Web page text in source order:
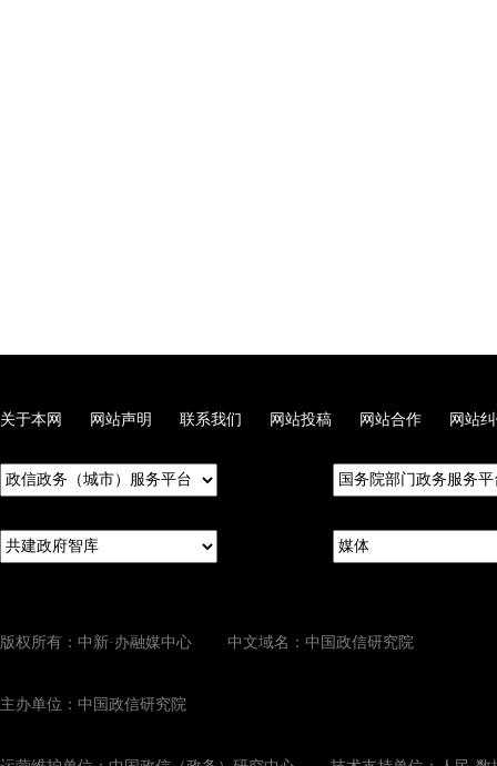
关于本网 网站声明 联系我们 网站投稿 网站合作 网站
版权所有：中新·办融媒中心 中文域名：中国政信研究院
主办单位：中国政信研究院